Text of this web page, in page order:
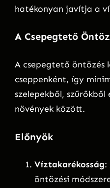
hatékonyan javítja a
A Csepegtető
A csepegtető öntözés
cseppenként, így
szelepekből,
növények között.
Előnyök
Víztakarékosság:
öntözési